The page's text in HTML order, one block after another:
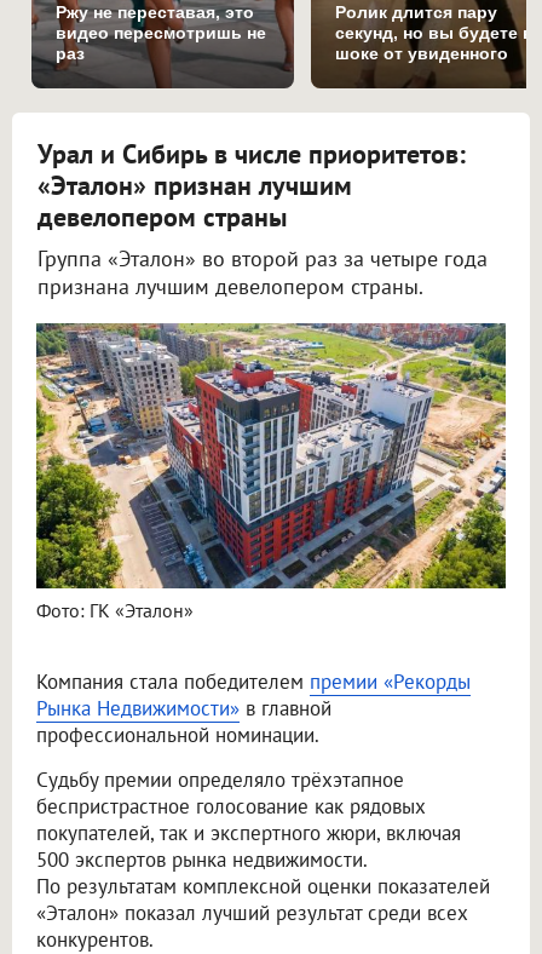
Ржу не переставая, это
видео пересмотришь не
раз
Ролик длится пару
секунд, но вы будете в
шоке от увиденного
Урал и Сибирь в числе приоритетов:
«Эталон» признан лучшим
девелопером страны
Группа «Эталон» во второй раз за четыре года
признана лучшим девелопером страны.
Фото: ГК «Эталон»
Компания стала победителем премии «Рекорды
Рынка Недвижимости» в главной
профессиональной номинации.
Судьбу премии определяло трёхэтапное
беспристрастное голосование как рядовых
покупателей, так и экспертного жюри, включая
500 экспертов рынка недвижимости.
По результатам комплексной оценки показателей
«Эталон» показал лучший результат среди всех
конкурентов.